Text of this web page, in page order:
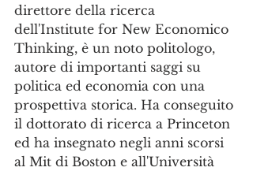
direttore della ricerca
dell'Institute for New Economico
Thinking, è un noto politologo,
autore di importanti saggi su
politica ed economia con una
prospettiva storica. Ha conseguito
il dottorato di ricerca a Princeton
ed ha insegnato negli anni scorsi
al Mit di Boston e all'Università